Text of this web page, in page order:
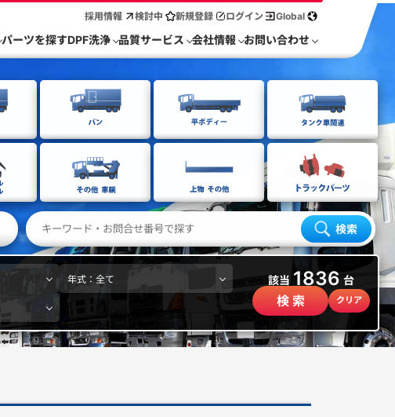
採用情報 検討中 新規登録 ログイン Global
パーツを探すDPF洗浄 品質サービス 会社情報 お問い合わせ
検索
該当 1836 台
検 索 クリア